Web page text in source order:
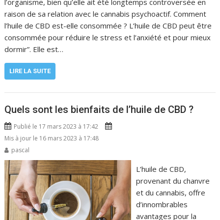
l’organisme, bien qu’elle ait été longtemps controversée en
raison de sa relation avec le cannabis psychoactif. Comment
l’huile de CBD est-elle consommée ? L’huile de CBD peut être
consommée pour réduire le stress et l’anxiété et pour mieux
dormir”. Elle est…
LIRE LA SUITE
Quels sont les bienfaits de l’huile de CBD ?
Publié le 17 mars 2023 à 17:42
Mis à jour le 16 mars 2023 à 17:48
pascal
L’huile de CBD,
provenant du chanvre
et du cannabis, offre
d’innombrables
avantages pour la